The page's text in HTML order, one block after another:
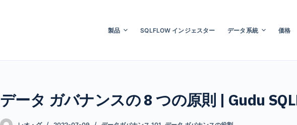
製品 SQLFLOW インジェスター データ系統 価格
データ ガバナンスの 8 つの原則 | Gudu